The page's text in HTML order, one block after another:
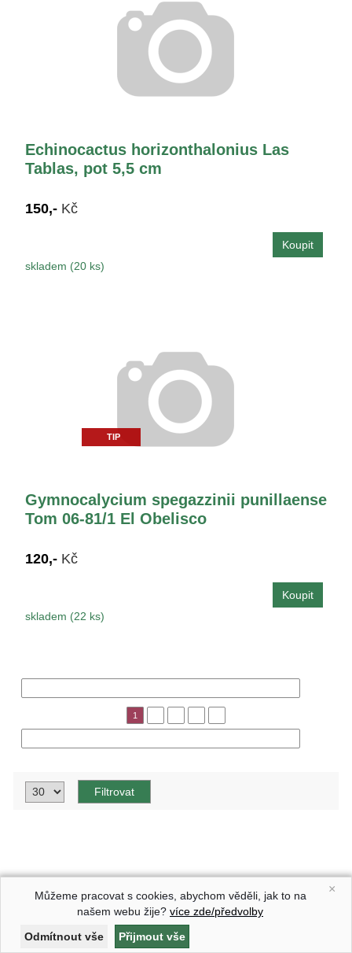
Echinocactus horizonthalonius Las
Tablas, pot 5,5 cm
150,- Kč
skladem (20 ks)
TIP
Gymnocalycium spegazzinii punillaense
Tom 06-81/1 El Obelisco
120,- Kč
skladem (22 ks)
1
Astrophytum Z Jasenné
×
Můžeme pracovat s cookies, abychom věděli, jak to na
našem webu žije? více zde/předvolby